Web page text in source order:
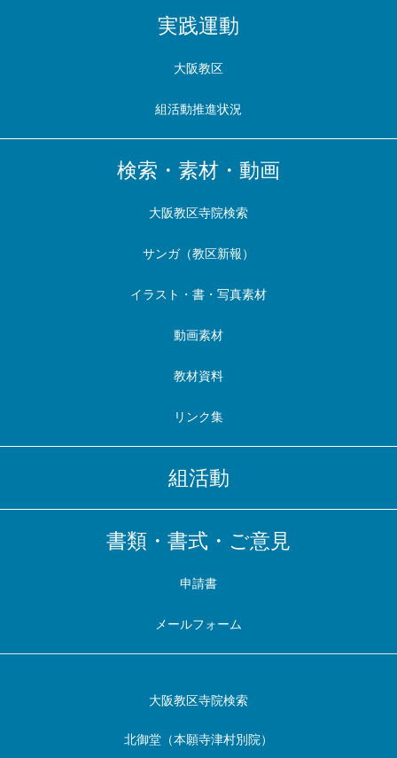
実践運動
大阪教区
組活動推進状況
検索・素材・動画
大阪教区寺院検索
サンガ（教区新報）
イラスト・書・写真素材
動画素材
教材資料
リンク集
組活動
書類・書式・ご意見
申請書
メールフォーム
大阪教区寺院検索
北御堂（本願寺津村別院）